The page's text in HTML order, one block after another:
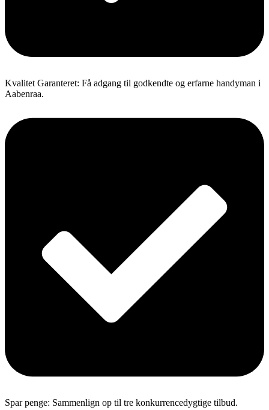
Kvalitet Garanteret: Få adgang til godkendte og erfarne handyman i
Aabenraa.
Spar penge: Sammenlign op til tre konkurrencedygtige tilbud.